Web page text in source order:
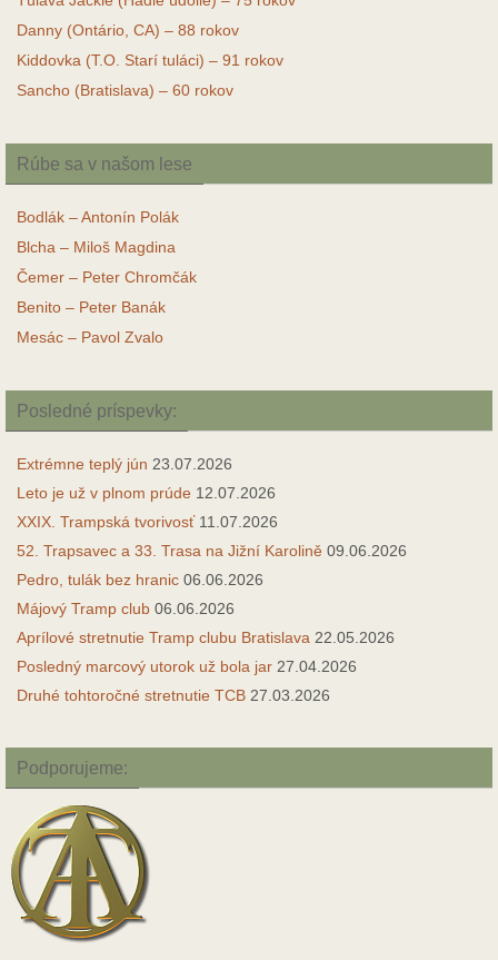
Danny (Ontário, CA) – 88 rokov
Kiddovka (T.O. Starí tuláci) – 91 rokov
Sancho (Bratislava) – 60 rokov
Rúbe sa v našom lese
Bodlák – Antonín Polák
Blcha – Miloš Magdina
Čemer – Peter Chromčák
Benito – Peter Banák
Mesác – Pavol Zvalo
Posledné príspevky:
Extrémne teplý jún 23.07.2026
Leto je už v plnom prúde 12.07.2026
XXIX. Trampská tvorivosť 11.07.2026
52. Trapsavec a 33. Trasa na Jižní Karolině 09.06.2026
Pedro, tulák bez hranic 06.06.2026
Májový Tramp club 06.06.2026
Aprílové stretnutie Tramp clubu Bratislava 22.05.2026
Posledný marcový utorok už bola jar 27.04.2026
Druhé tohtoročné stretnutie TCB 27.03.2026
Podporujeme: